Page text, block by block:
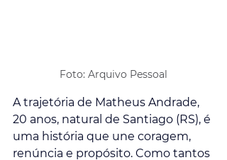
Foto: Arquivo Pessoal
A trajetória de Matheus Andrade,
20 anos, natural de Santiago (RS), é
uma história que une coragem,
renúncia e propósito. Como tantos